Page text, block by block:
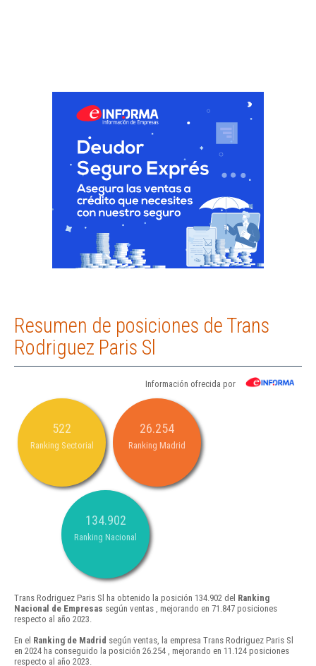
Resumen de posiciones de Trans
Rodriguez Paris Sl
Información ofrecida por
522
Ranking Sectorial
26.254
Ranking Madrid
134.902
Ranking Nacional
Trans Rodriguez Paris Sl ha obtenido la posición 134.902 del Ranking
Nacional de Empresas según ventas , mejorando en 71.847 posiciones
respecto al año 2023.
En el Ranking de Madrid según ventas, la empresa Trans Rodriguez Paris Sl
en 2024 ha conseguido la posición 26.254 , mejorando en 11.124 posiciones
respecto al año 2023.